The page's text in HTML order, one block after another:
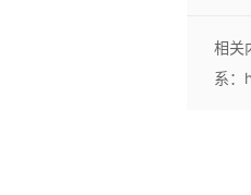
相关
系：